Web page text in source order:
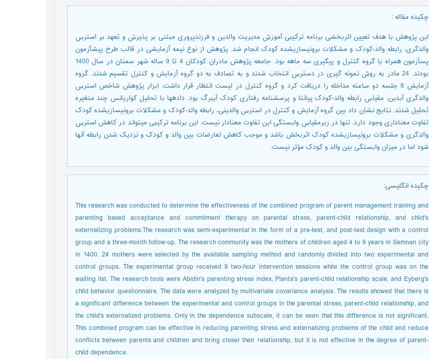
چکیده مقاله:
این پژوهش با هدف تعیین اثربخشی برنامه ترکیبی آموزش مدیریت والدین و فرزندپروری مبتنی بر پذیرش و تعهد بر استرس
والدگری، رابطه والد-کودک و مشکلات برونی‎سازی‎شده کودک انجام شد. پژوهش از نوع نیمه آزمایشی در قالب طرح پیش‎آزمون
پس‎آزمون همراه با گروه کنترل و پیگیری سه ماهه بود. جامعه پژوهش مادران کودکان 4 تا 9 ساله شهر سمنان در سال 1400
بودند. 24 مادر به روش نمونه گیری در دسترس انتخاب شدند و به تصادف به دو گروه آزمایش و کنترل تقسیم شدند. گروه
آزمایش 8 جلسه دو ساعته مداخله را دریافت کرد و گروه کنترل در لیست انتظار قرار داشت. ابزار پژوهش شاخص استرس
والدگری آبدین، مقیاس رابطه والد-کودک پیانتا و پرسشنامه رفتاری کودک آیبرگ بود. داده‏ها با تحلیل کواریانس چند متغیره
تحلیل شدند. نتایج نشان داد بین گروه آزمایش و کنترل در استرس والدینی، رابطه والد-کودک و مشکلات برونی‎سازی‎شده کودک
تفاوت معناداری وجود دارد. تنها در زیرمقیاس وابستگی این تفاوت معنادار نیست. این برنامه ترکیبی می‎تواند در کاهش استرس
والدگری و مشکلات برونی‎سازی‎شده کودک اثربخش باشد و موجب کاهش تعارضات بین والد و کودک و نزدیک شدن رابطه آن‎ها
شود اما در میزان وابستگی بین والد و کودک مؤثر نیست.
چکیده انگلیسی:
This research was conducted to determine the effectiveness of the combined program of parent management training and
parenting based acceptance and commitment therapy on parental stress, parent-child relationship, and child's
externalizing problems.The research was semi-experimental in the form of a pre-test, and post-test design with a control
group and a three-month follow-up. The research community was the mothers of children aged 4 to 9 years in Semnan city
in 1400. 24 mothers were selected by the available sampling method and randomly divided into two experimental and
control groups. The experimental group received 8 two-hour intervention sessions while the control group was on the
waiting list. The research tools were Abidin's parenting stress index, Pianta's parent-child relationship scale, and Eyberg's
child behavior questionnaire. The data were analyzed by multivariate covariance analysis. The results showed that there is
a significant difference between the experimental and control groups in the parental stress, parent-child relationship, and
the child's externalized problems. Only in the dependence subscale, it can be seen that this difference is not significant.
This combined program can be effective in reducing parenting stress and externalizing problems of the child and reduce
conflicts between parents and children and bring closer their relationship, but it is not effective in the degree of parent-
child dependence.